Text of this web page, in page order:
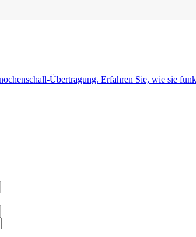
Übertragung. Erfahren Sie, wie sie